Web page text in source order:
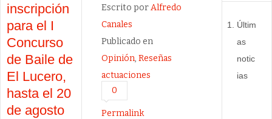
Escrito porAlfredo
Canales
Publicado en
Opinión,Reseñas
actuaciones
0
Permalink
Últim
as
notic
ias
inscripción
para el I
Concurso
de Baile de
El Lucero,
hasta el 20
de agosto